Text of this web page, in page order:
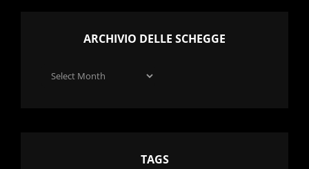
ARCHIVIO DELLE SCHEGGE
Archivio
TAGS